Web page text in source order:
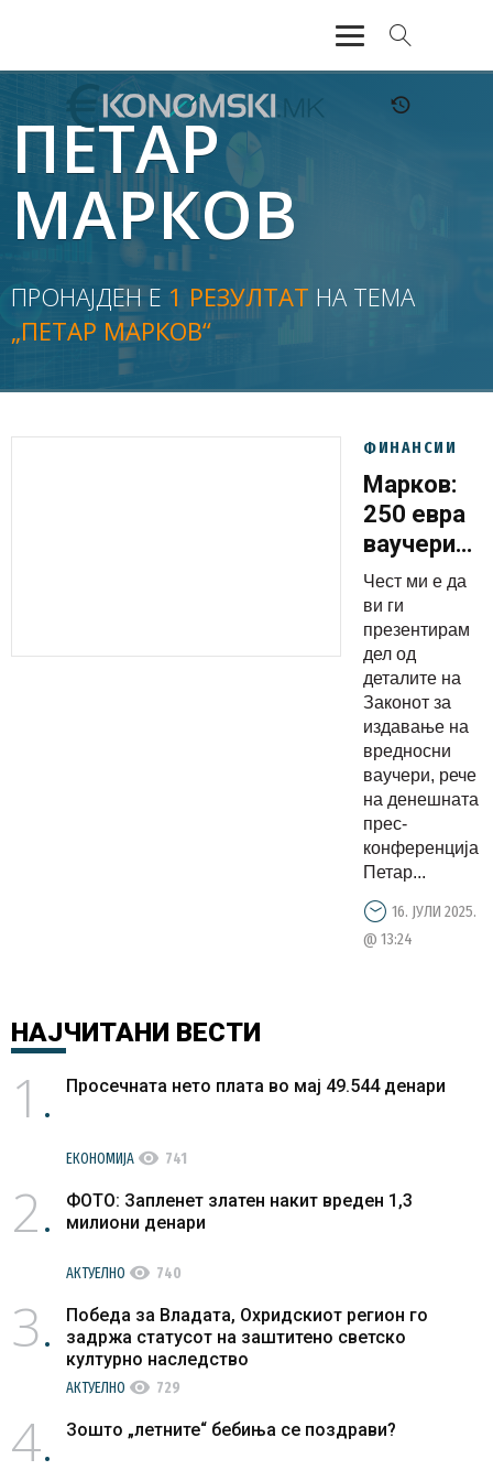
АКТУЕЛНО
ЕКОНОМИЈА
ФИНАНСИИ
БАНКАРСТВО
ЖИВОТ
МОЗАИК
ПЕТАР
МАРКОВ
ПРОНАЈДЕН Е 1 РЕЗУЛТАТ НА ТЕМА
„ПЕТАР МАРКОВ“
ФИНАНСИИ
Марков:
250 евра
ваучери
за
уреди за
55 илјади
студенти,
ги
градиме
темелите
на
промените
Чест ми е да
ви ги
презентирам
дел од
деталите на
Законот за
издавање на
вредносни
ваучери, рече
на денешната
прес-
конференција
Петар...
16. ЈУЛИ 2025.
@ 13:24
НАЈЧИТАНИ ВЕСТИ
1 Просечната нето плата во мај 49.544 денари
ЕКОНОМИЈА visibility 741
2
ФОТО: Запленет златен накит вреден 1,3
милиони денари
АКТУЕЛНО visibility 740
3
Победа за Владата, Охридскиот регион го
задржа статусот на заштитено светско
културно наследство
АКТУЕЛНО visibility 729
4 Зошто „летните“ бебиња се поздрави?